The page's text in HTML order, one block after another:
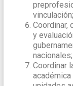
vinculación;
Coordinar,
y
nacionales;
Coordinar